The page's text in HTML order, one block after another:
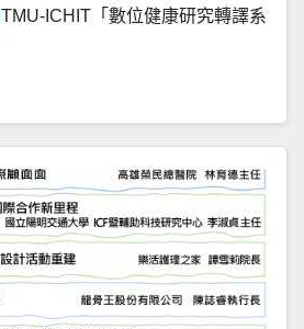
TMU-ICHIT「數位健康研究轉譯系